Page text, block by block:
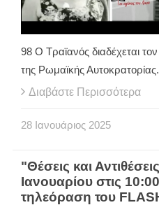
98 Ο Τραϊανός διαδέχεται
της Ρωμαϊκής Αυτοκρατορίας.
Διαβάστε Περισσότερα
28 Ιανουάριος 2025
"Θέσεις και
Ιανουαρίου στις
τηλεόραση του